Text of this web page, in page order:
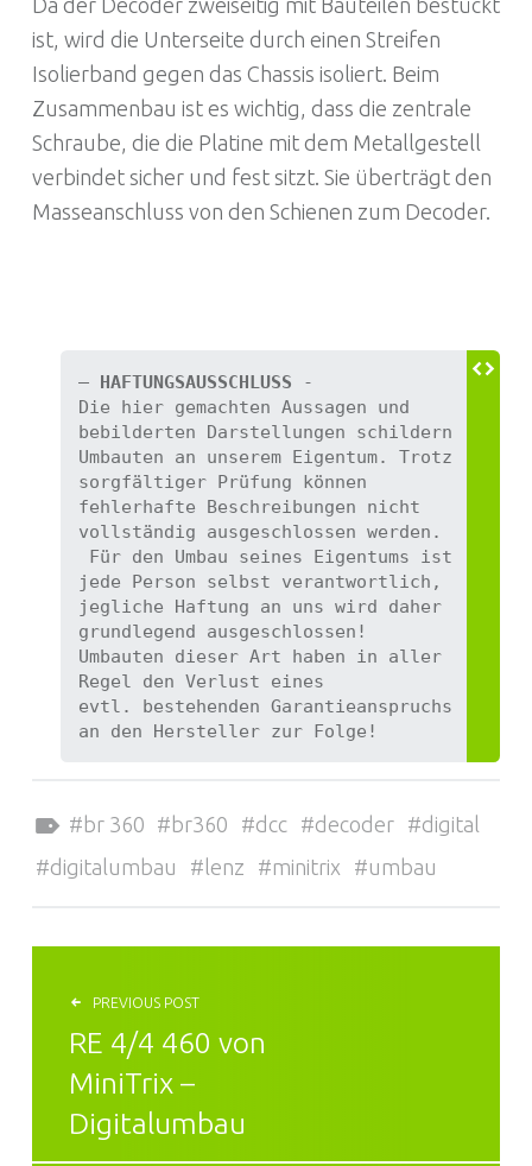
Da der Decoder zweiseitig mit Bauteilen bestückt
ist, wird die Unterseite durch einen Streifen
Isolierband gegen das Chassis isoliert. Beim
Zusammenbau ist es wichtig, dass die zentrale
Schraube, die die Platine mit dem Metallgestell
verbindet sicher und fest sitzt. Sie überträgt den
Masseanschluss von den Schienen zum Decoder.
HAFTUNGSAUSSCHLUSS -
Die hier gemachten Aussagen und
bebilderten Darstellungen schildern
Umbauten an unserem Eigentum. Trotz
sorgfältiger Prüfung können
fehlerhafte Beschreibungen nicht
vollständig ausgeschlossen werden.
Für den Umbau seines Eigentums ist
jede Person selbst verantwortlich,
jegliche Haftung an uns wird daher
grundlegend ausgeschlossen!
Umbauten dieser Art haben in aller
Regel den Verlust eines
evtl. bestehenden Garantieanspruchs
an den Hersteller zur Folge!
br 360
br360 dcc decoder
digital
digitalumbau
lenz minitrix umbau
BEITRAGSNAVIGATION
PREVIOUS POST
RE 4/4 460 von
MiniTrix –
Digitalumbau